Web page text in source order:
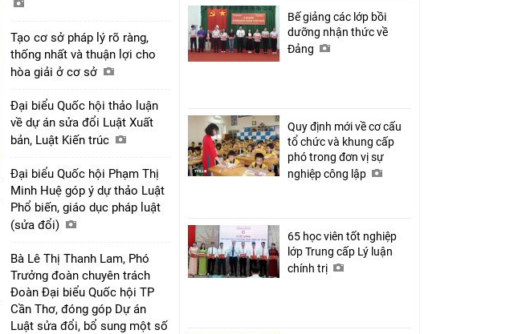
Tạo cơ sở pháp lý rõ ràng,
thống nhất và thuận lợi cho
hòa giải ở cơ sở
Đại biểu Quốc hội thảo luận
về dự án sửa đổi Luật Xuất
bản, Luật Kiến trúc
Đại biểu Quốc hội Phạm Thị
Minh Huệ góp ý dự thảo Luật
Phổ biến, giáo dục pháp luật
(sửa đổi)
Bà Lê Thị Thanh Lam, Phó
Trưởng đoàn chuyên trách
Đoàn Đại biểu Quốc hội TP
Cần Thơ, đóng góp Dự án
Luật sửa đổi, bổ sung một số
Bế giảng các lớp bồi
dưỡng nhận thức về
Đảng
Quy định mới về cơ cấu
tổ chức và khung cấp
phó trong đơn vị sự
nghiệp công lập
65 học viên tốt nghiệp
lớp Trung cấp Lý luận
chính trị